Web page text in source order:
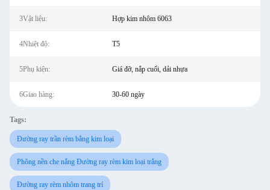
3Vật liệu: Hợp kim nhôm 6063
4Nhiệt độ: T5
5Phụ kiện: Giá đỡ, nắp cuối, dải nhựa
6Giao hàng: 30-60 ngày
Tags:
Đường ray trần rèm bằng kim loại
Phông nền che nắng Đường ray rèm kim loại trắng
Đường ray rèm nhôm trang trí